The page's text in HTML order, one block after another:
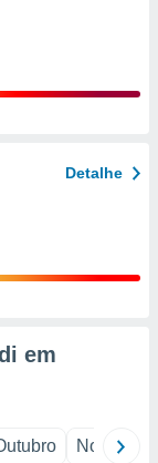
Detalhe
em
Novembro